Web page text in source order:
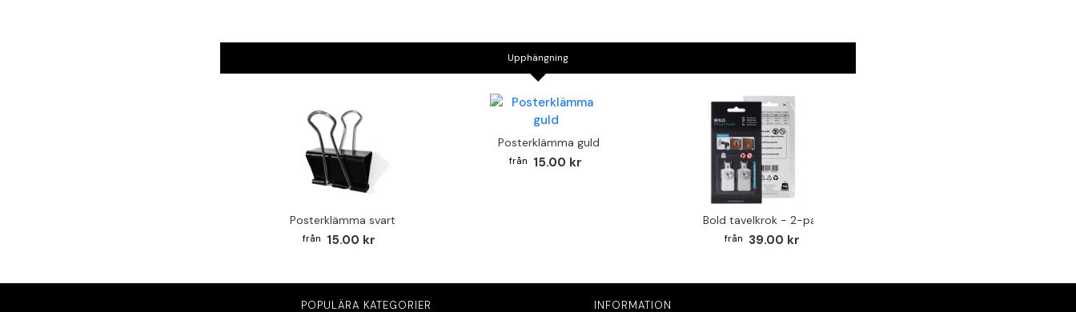
Upphängning
Posterklämma svart
15.00 kr
Posterklämma guld
15.00 kr
Bold tavelkrok - 2-pack
39.00 kr
POPULÄRA KATEGORIER INFORMATION